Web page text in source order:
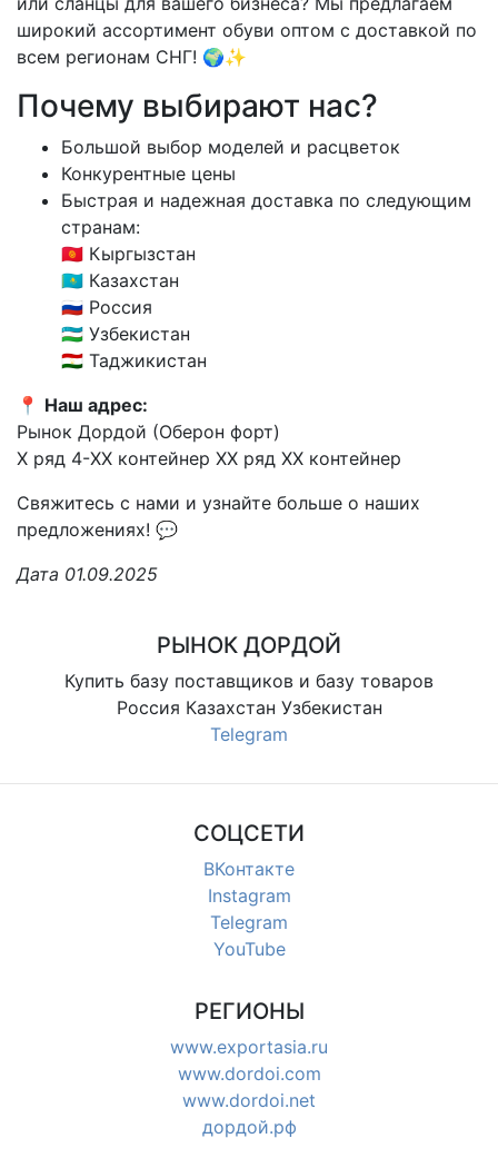
широкий ассортимент обуви оптом с доставкой по
всем регионам СНГ! 🌍✨
Почему выбирают нас?
Большой выбор моделей и расцветок
Конкурентные цены
Быстрая и надежная доставка по следующим
странам:
🇰🇬 Кыргызстан
🇰🇿 Казахстан
🇷🇺 Россия
🇺🇿 Узбекистан
🇹🇯 Таджикистан
📍 Наш адрес:
Рынок Дордой (Оберон форт)
X ряд 4-XX контейнер XX ряд XX контейнер
Свяжитесь с нами и узнайте больше о наших
предложениях! 💬
Дата 01.09.2025
РЫНОК ДОРДОЙ
Купить базу поставщиков и базу товаров
Россия Казахстан Узбекистан
Telegram
СОЦСЕТИ
ВКонтакте
Instagram
Telegram
YouTube
РЕГИОНЫ
www.exportasia.ru
www.dordoi.com
www.dordoi.net
дордой.рф